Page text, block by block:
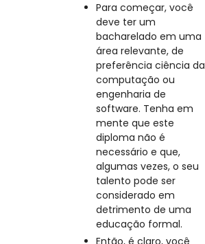
Para começar, você
deve ter um
bacharelado em uma
área relevante, de
preferência ciência da
computação ou
engenharia de
software. Tenha em
mente que este
diploma não é
necessário e que,
algumas vezes, o seu
talento pode ser
considerado em
detrimento de uma
educação formal.